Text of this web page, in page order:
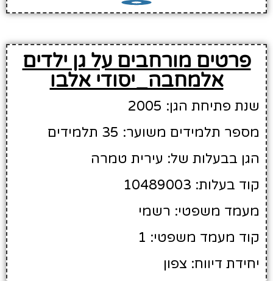
פרטים מורחבים על גן ילדים
אלמחבה_יסודי אלבו
שנת פתיחת הגן: 2005
מספר תלמידים משוער: 35 תלמידים
הגן בבעלות של: עירית טמרה
קוד בעלות: 10489003
מעמד משפטי: רשמי
קוד מעמד משפטי: 1
יחידת דיווח: צפון